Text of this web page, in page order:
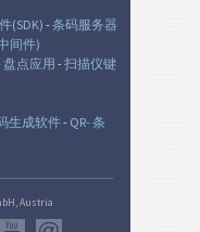
(SDK) -条码服务器
间件)
盘点应用 -扫描仪键
生成软件- QR- 条
Austria